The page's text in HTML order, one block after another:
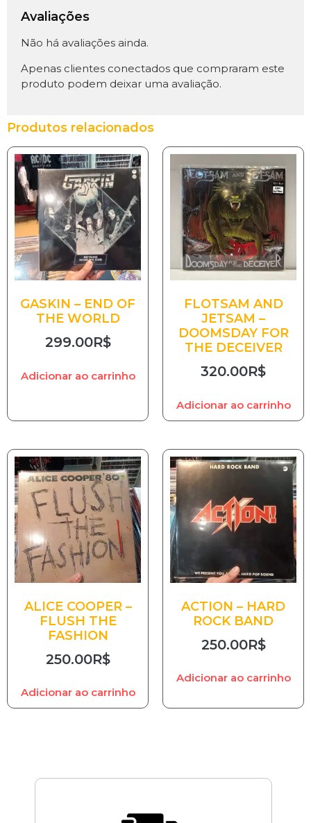
Avaliações
Não há avaliações ainda.
Apenas clientes conectados que compraram este
produto podem deixar uma avaliação.
Produtos relacionados
GASKIN – END OF
THE WORLD
299.00R$
Adicionar ao carrinho
FLOTSAM AND
JETSAM –
DOOMSDAY FOR
THE DECEIVER
320.00R$
Adicionar ao carrinho
ALICE COOPER –
FLUSH THE
FASHION
250.00R$
Adicionar ao carrinho
ACTION – HARD
ROCK BAND
250.00R$
Adicionar ao carrinho